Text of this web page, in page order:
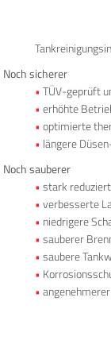
Noch sicherer
TÜV-geprüft
erhöhte
optimierte
längere
Noch sauberer
stark
verbesserte
niedrigere
sauberer
saubere